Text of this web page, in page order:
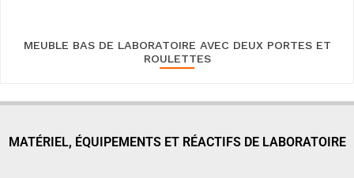
MEUBLE BAS DE LABORATOIRE AVEC DEUX PORTES ET
ROULETTES
MATÉRIEL, ÉQUIPEMENTS ET RÉACTIFS DE LABORATOIRE